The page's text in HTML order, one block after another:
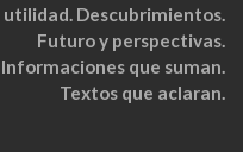
utilidad. Descubrimientos.
Futuro y perspectivas.
que suman.
Textos que aclaran.